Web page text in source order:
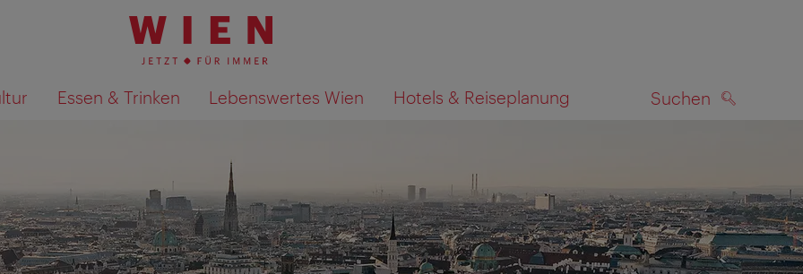
Essen & Trinken Lebenswertes Wien Hotels & Reiseplanung Suchen